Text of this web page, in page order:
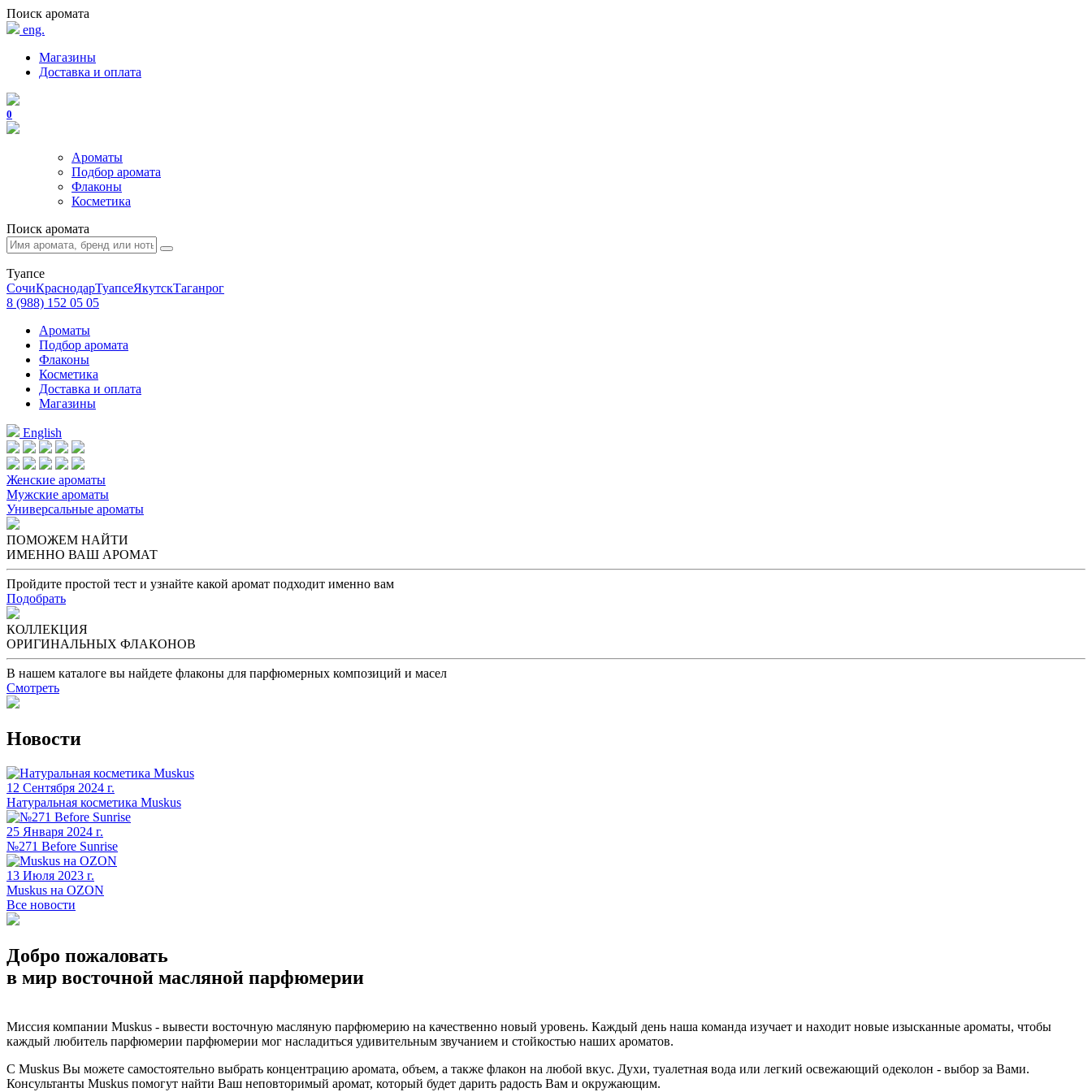
Поиск аромата
eng.
Магазины
Доставка и оплата
0
Ароматы
Подбор аромата
Флаконы
Косметика
Поиск аромата
Туапсе
СочиКраснодарТуапсеЯкутскТаганрог
8 (988) 152 05 05
Ароматы
Подбор аромата
Флаконы
Косметика
Доставка и оплата
Магазины
English
Женские ароматы
Мужские ароматы
Универсальные ароматы
ПОМОЖЕМ НАЙТИ
ИМЕННО ВАШ АРОМАТ
Пройдите простой тест и узнайте какой аромат подходит именно вам
Подобрать
КОЛЛЕКЦИЯ
ОРИГИНАЛЬНЫХ ФЛАКОНОВ
В нашем каталоге вы найдете флаконы для парфюмерных композиций и масел
Смотреть
Новости
12 Сентября 2024 г.
Натуральная косметика Muskus
25 Января 2024 г.
№271 Before Sunrise
13 Июля 2023 г.
Muskus на OZON
Все новости
Добро пожаловать
в мир восточной масляной парфюмерии
Миссия компании Muskus - вывести восточную масляную парфюмерию на качественно новый уровень. Каждый день наша команда изучает и находит новые изысканные ароматы, чтобы
каждый любитель парфюмерии парфюмерии мог насладиться удивительным звучанием и стойкостью наших ароматов.
С Muskus Вы можете самостоятельно выбрать концентрацию аромата, объем, а также флакон на любой вкус. Духи, туалетная вода или легкий освежающий одеколон - выбор за Вами.
Консультанты Muskus помогут найти Ваш неповторимый аромат, который будет дарить радость Вам и окружающим.